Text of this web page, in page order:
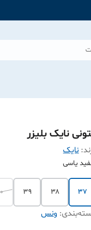
نایک بلیزر
نایک
یاسی
۳۷ ۳۸ ۳۹
: ونس